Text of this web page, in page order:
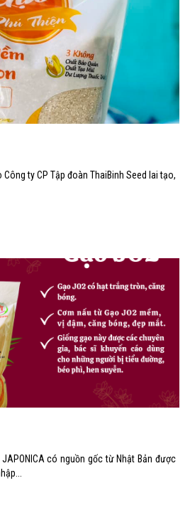
ty CP Tập đoàn ThaiBinh Seed lai tạo,
có nguồn gốc từ Nhật Bản được